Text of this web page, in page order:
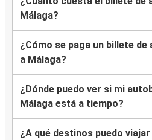
Málaga?
¿Cómo se paga un billete de
a Málaga?
¿Dónde puedo ver si mi
Málaga está a tiempo?
¿A qué destinos puedo